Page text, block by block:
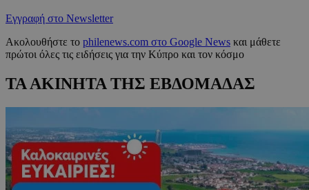
Εγγραφή στο Newsletter
Ακολουθήστε το philenews.com στο Google News και μάθετε
πρώτοι όλες τις ειδήσεις για την Κύπρο και τον κόσμο
ΤΑ ΑΚΙΝΗΤΑ ΤΗΣ ΕΒΔΟΜΑΔΑΣ